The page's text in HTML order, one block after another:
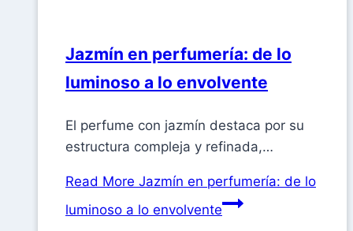
Jazmín en perfumería: de lo
luminoso a lo envolvente
El perfume con jazmín destaca por su
estructura compleja y refinada,…
Read More Jazmín en perfumería: de lo
luminoso a lo envolvente